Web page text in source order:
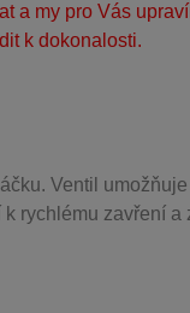
a my pro Vás
k dokonalosti.
Ventil umožňuje
rychlému zavření a